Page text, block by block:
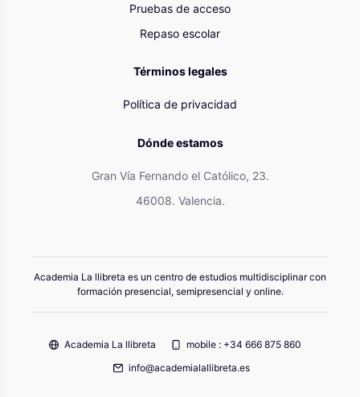
Pruebas de acceso
Repaso escolar
Términos legales
Política de privacidad
Dónde estamos
Gran Vía Fernando el Católico, 23.
46008. Valencia.
Academia La llibreta es un centro de estudios multidisciplinar con
formación presencial, semipresencial y online.
Academia La llibreta
mobile : +34 666 875 860
info@academialallibreta.es